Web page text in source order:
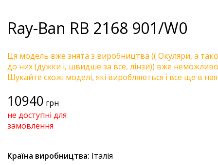
Ray-Ban RB 2168 901/W0
Ця модель вже знята з виробництва (( Окуляри, а
до них (дужки і, швидше за все, лінзи)) вже неможливо
Шукайте схожі моделі, які виробляються і все ще в
10940 грн
не доступні для
замовлення
Країна виробництва: Італія